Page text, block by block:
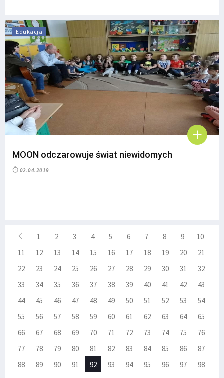
Edukacja
MOON odczarowuje świat niewidomych
02.04.2019
1 2 3 4 5 6 7 8 9
10
11
12 13 14 15 16 17 18 19 20
21
22
23 24 25 26 27 28 29 30 31
32
33
34 35 36 37 38 39 40 41 42
43
44
45 46 47 48 49 50 51 52 53
54
55
56 57 58 59 60 61 62 63 64
65
66
67 68 69 70 71 72 73 74 75
76
77
78 79 80 81 82 83 84 85 86
87
88
89 90 91 92 93 94 95 96 97
98